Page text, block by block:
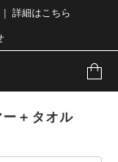
詳細はこちら
＋タオル